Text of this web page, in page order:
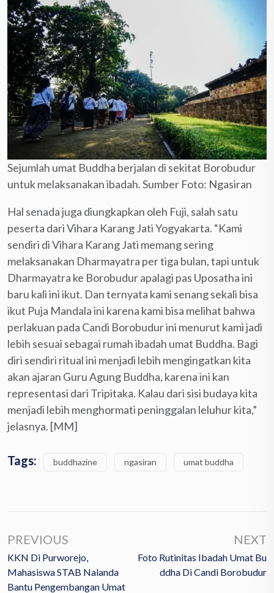
Sejumlah umat Buddha berjalan di sekitat Borobudur
untuk melaksanakan ibadah. Sumber Foto: Ngasiran
Hal senada juga diungkapkan oleh Fuji, salah satu
peserta dari Vihara Karang Jati Yogyakarta. “Kami
sendiri di Vihara Karang Jati memang sering
melaksanakan Dharmayatra per tiga bulan, tapi untuk
Dharmayatra ke Borobudur apalagi pas Uposatha ini
baru kali ini ikut. Dan ternyata kami senang sekali bisa
ikut Puja Mandala ini karena kami bisa melihat bahwa
perlakuan pada Candi Borobudur ini menurut kami jadi
lebih sesuai sebagai rumah ibadah umat Buddha. Bagi
diri sendiri ritual ini menjadi lebih mengingatkan kita
akan ajaran Guru Agung Buddha, karena ini kan
representasi dari Tripitaka. Kalau dari sisi budaya kita
menjadi lebih menghormati peninggalan leluhur kita,”
jelasnya. [MM]
Tags: buddhazine ngasiran umat buddha
PREVIOUS
KKN Di Purworejo,
Mahasiswa STAB Nalanda
Bantu Pengembangan Umat
NEXT
Foto Rutinitas Ibadah Umat Bu
Ddha Di Candi Borobudur